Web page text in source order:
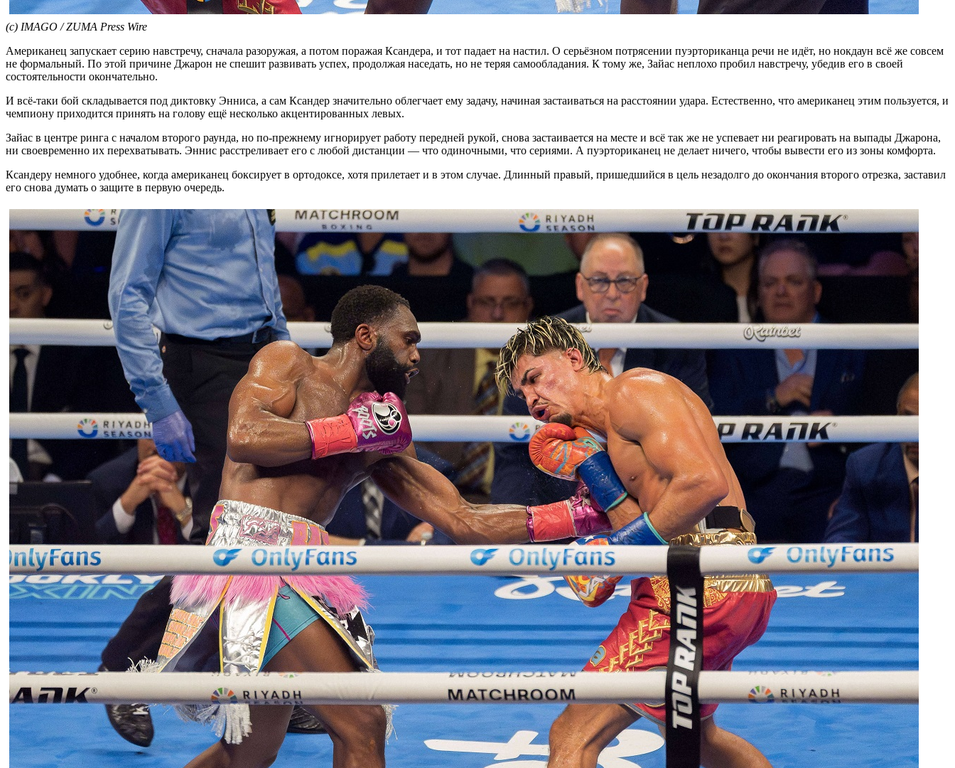
(c) IMAGO / ZUMA Press Wire
Американец запускает серию навстречу, сначала разоружая, а потом поражая Ксандера, и тот падает на настил. О серьёзном потрясении пуэрториканца речи не идёт, но нокдаун всё же совсем
не формальный. По этой причине Джарон не спешит развивать успех, продолжая наседать, но не теряя самообладания. К тому же, Зайас неплохо пробил навстречу, убедив его в своей
состоятельности окончательно.
И всё-таки бой складывается под диктовку Энниса, а сам Ксандер значительно облегчает ему задачу, начиная застаиваться на расстоянии удара. Естественно, что американец этим пользуется, и
чемпиону приходится принять на голову ещё несколько акцентированных левых.
Зайас в центре ринга с началом второго раунда, но по-прежнему игнорирует работу передней рукой, снова застаивается на месте и всё так же не успевает ни реагировать на выпады Джарона,
ни своевременно их перехватывать. Эннис расстреливает его с любой дистанции — что одиночными, что сериями. А пуэрториканец не делает ничего, чтобы вывести его из зоны комфорта.
Ксандеру немного удобнее, когда американец боксирует в ортодоксе, хотя прилетает и в этом случае. Длинный правый, пришедшийся в цель незадолго до окончания второго отрезка, заставил
его снова думать о защите в первую очередь.